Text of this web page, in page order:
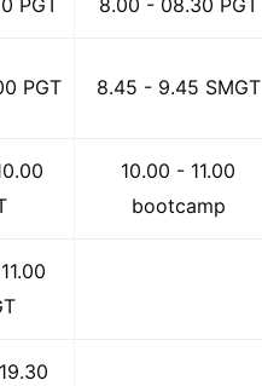
PGT 8.00 - 08.30 PGT
PGT 8.45 - 9.45 SMGT
10.00 - 11.00
bootcamp